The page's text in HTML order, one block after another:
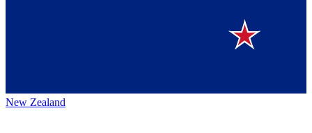
New Zealand